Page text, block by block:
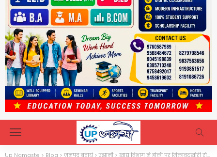
Up Namaste > Blog > जनपद बदायूं>उझानी > खाद्य विभाग ने होली पर मिलावटखोरी रोकने को भरे विभिन्न नमूने, दुकानदारों में मचा हड़कम्प